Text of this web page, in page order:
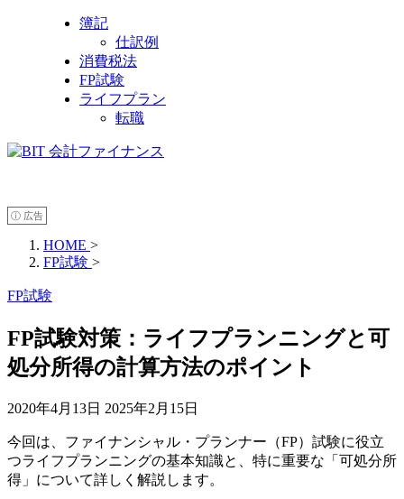
簿記
仕訳例
消費税法
FP試験
ライフプラン
転職
ⓘ 広告
HOME >
FP試験 >
FP試験
FP試験対策：ライフプランニングと可
処分所得の計算方法のポイント
2020年4月13日 2025年2月15日
今回は、ファイナンシャル・プランナー（FP）試験に役立
つライフプランニングの基本知識と、特に重要な「可処分所
得」について詳しく解説します。